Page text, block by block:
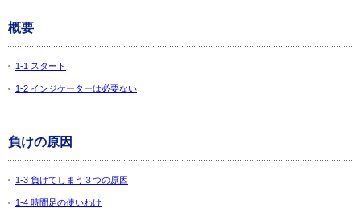
概要
1-1 スタート
1-2 インジケーターは必要ない
負けの原因
1-3 負けてしまう３つの原因
1-4 時間足の使いわけ